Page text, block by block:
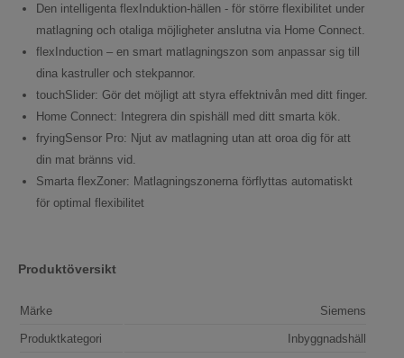
Den intelligenta flexInduktion-hällen - för större flexibilitet under
matlagning och otaliga möjligheter anslutna via Home Connect.
flexInduction – en smart matlagningszon som anpassar sig till
dina kastruller och stekpannor.
touchSlider: Gör det möjligt att styra effektnivån med ditt finger.
Home Connect: Integrera din spishäll med ditt smarta kök.
fryingSensor Pro: Njut av matlagning utan att oroa dig för att
din mat bränns vid.
Smarta flexZoner: Matlagningszonerna förflyttas automatiskt
för optimal flexibilitet
Produktöversikt
Märke Siemens
Produktkategori Inbyggnadshäll